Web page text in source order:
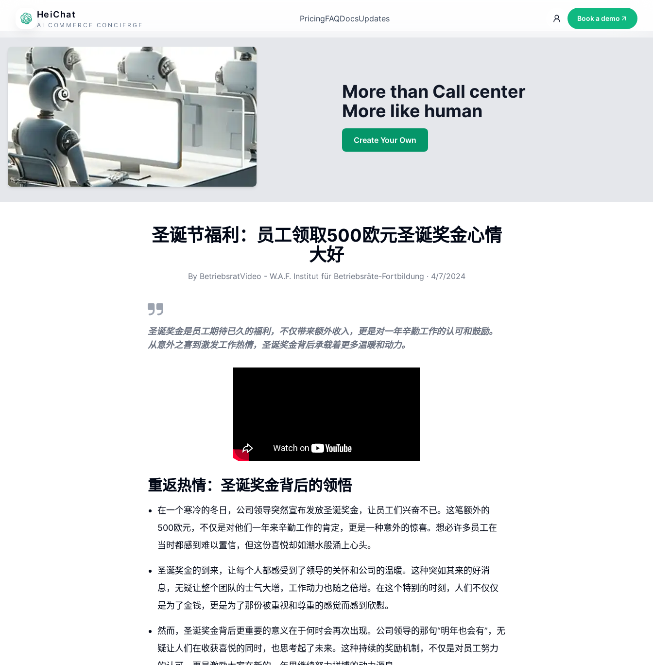
HeiChat
AI COMMERCE CONCIERGE
PricingFAQDocsUpdates Book a demo
More than Call center
More like human
Create Your Own
圣诞节福利：员工领取500欧元圣诞奖金心情
大好
By BetriebsratVideo - W.A.F. Institut für Betriebsräte-Fortbildung · 4/7/2024
圣诞奖金是员工期待已久的福利，不仅带来额外收入，更是对一年辛勤工作的认可和鼓励。
从意外之喜到激发工作热情，圣诞奖金背后承载着更多温暖和动力。
重返热情：圣诞奖金背后的领悟
在一个寒冷的冬日，公司领导突然宣布发放圣诞奖金，让员工们兴奋不已。这笔额外的
500欧元，不仅是对他们一年来辛勤工作的肯定，更是一种意外的惊喜。想必许多员工在
当时都感到难以置信，但这份喜悦却如潮水般涌上心头。
圣诞奖金的到来，让每个人都感受到了领导的关怀和公司的温暖。这种突如其来的好消
息，无疑让整个团队的士气大增，工作动力也随之倍增。在这个特别的时刻，人们不仅仅
是为了金钱，更是为了那份被重视和尊重的感觉而感到欣慰。
然而，圣诞奖金背后更重要的意义在于何时会再次出现。公司领导的那句“明年也会有”，无
疑让人们在收获喜悦的同时，也思考起了未来。这种持续的奖励机制，不仅是对员工努力